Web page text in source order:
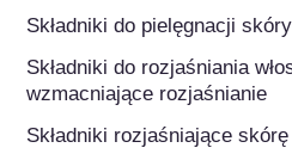
Składniki do pielęgnacji skóry
Składniki do rozjaśniania
wzmacniające rozjaśnianie
Składniki rozjaśniające skórę